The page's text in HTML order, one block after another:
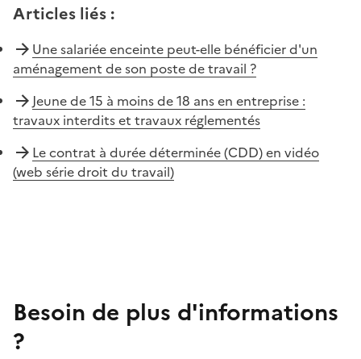
Articles liés :
Une salariée enceinte peut-elle bénéficier d'un
aménagement de son poste de travail ?
Jeune de 15 à moins de 18 ans en entreprise :
travaux interdits et travaux réglementés
Le contrat à durée déterminée (CDD) en vidéo
(web série droit du travail)
Besoin de plus d'informations
?